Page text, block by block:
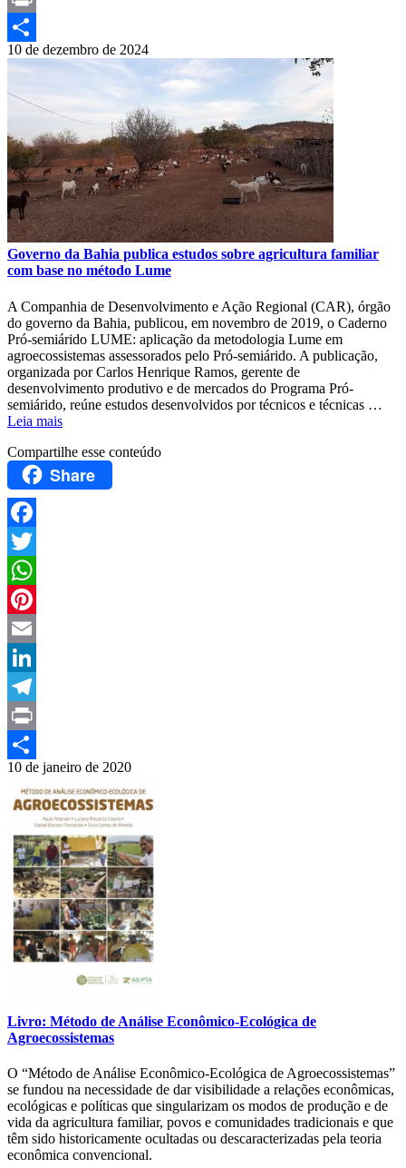
Print
Compartilhar
10 de dezembro de 2024
Governo da Bahia publica estudos sobre agricultura familiar
com base no método Lume
A Companhia de Desenvolvimento e Ação Regional (CAR), órgão
do governo da Bahia, publicou, em novembro de 2019, o Caderno
Pró-semiárido LUME: aplicação da metodologia Lume em
agroecossistemas assessorados pelo Pró-semiárido. A publicação,
organizada por Carlos Henrique Ramos, gerente de
desenvolvimento produtivo e de mercados do Programa Pró-
semiárido, reúne estudos desenvolvidos por técnicos e técnicas …
Leia mais
Compartilhe esse conteúdo
Share
Facebook
Twitter
WhatsApp
Pinterest
Email
LinkedIn
Telegram
Print
Compartilhar
10 de janeiro de 2020
Livro: Método de Análise Econômico-Ecológica de
Agroecossistemas
O “Método de Análise Econômico-Ecológica de Agroecossistemas”
se fundou na necessidade de dar visibilidade a relações econômicas,
ecológicas e políticas que singularizam os modos de produção e de
vida da agricultura familiar, povos e comunidades tradicionais e que
têm sido historicamente ocultadas ou descaracterizadas pela teoria
econômica convencional.